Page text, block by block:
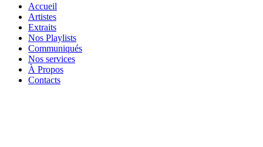
Accueil
Artistes
Extraits
Nos Playlists
Communiqués
Nos services
À Propos
Contacts